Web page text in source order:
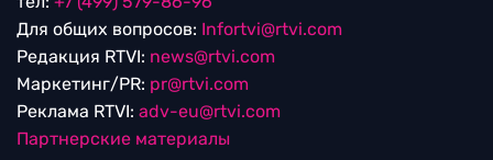
Для общих вопросов: Infortvi@rtvi.com
Редакция RTVI: news@rtvi.com
Маркетинг/PR: pr@rtvi.com
Реклама RTVI: adv-eu@rtvi.com
Партнерские материалы